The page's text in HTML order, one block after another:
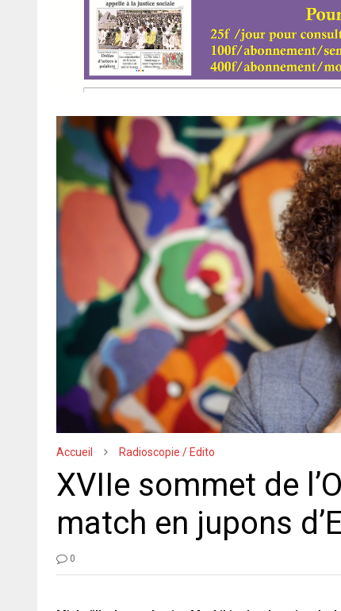
Accueil Radioscopie / Edito
XVIIe sommet de
match en jupons
0